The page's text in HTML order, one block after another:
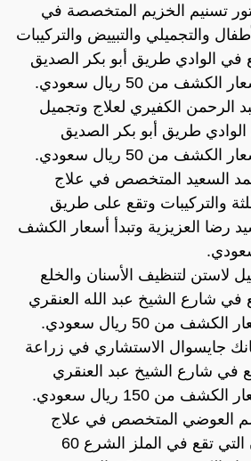
تسنيم الخزيم المتخصصة في
والتجميلي والتبييض والتركيبات
في الوادي طريق أبو بكر الصديق
من 50 ريال سعودي.
الرحمن الكفيري لعلاج وتجميل
الوادي طريق أبو بكر الصديق
من 50 ريال سعودي.
السعيد المتخصص في علاج
والتركيبات وتقع على طريق
رضا العزيزية وتبدأ أسعار الكشف
لاستن لتنظيف الأسنان والخلع
شارع الشيخ عبد الله العنقري
من 50 ريال سعودي.
جايسوال الاستشاري في زراعة
في شارع الشيخ عبد العنقري
من 150 ريال سعودي.
العوضي المتخصص في علاج
وتجميل الأسنان التي تقع في الملز الشرع 60